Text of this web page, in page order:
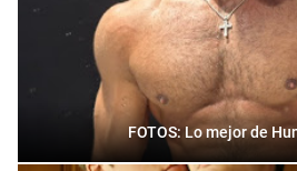
FOTOS: Lo mejor de